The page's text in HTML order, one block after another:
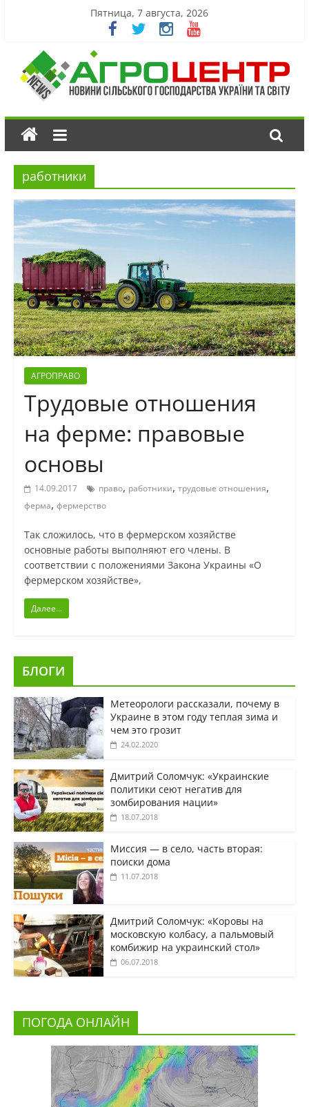
Пятница, 7 августа, 2026
работники
АГРОПРАВО
Трудовые отношения
на ферме: правовые
основы
14.09.2017 право, работники, трудовые отношения,
ферма, фермерство
Так сложилось, что в фермерском хозяйстве
основные работы выполняют его члены. В
соответствии с положениями Закона Украины «О
фермерском хозяйстве»,
Далее...
БЛОГИ
Метеорологи рассказали, почему в
Украине в этом году теплая зима и
чем это грозит
24.02.2020
Дмитрий Соломчук: «Украинские
политики сеют негатив для
зомбирования нации»
18.07.2018
Миссия — в село, часть вторая:
поиски дома
11.07.2018
Дмитрий Соломчук: «Коровы на
московскую колбасу, а пальмовый
комбижир на украинский стол»
06.07.2018
ПОГОДА ОНЛАЙН